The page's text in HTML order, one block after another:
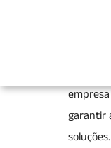
garantir